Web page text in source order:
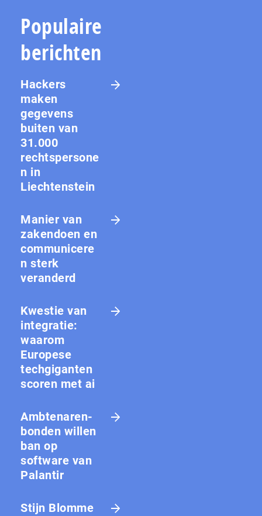
Populaire
berichten
Hackers
maken
gegevens
buiten van
31.000
rechtspersone
n in
Liechtenstein
Manier van
zakendoen en
communicere
n sterk
veranderd
Kwestie van
integratie:
waarom
Europese
techgiganten
scoren met ai
Amb­te­na­ren­
bon­den willen
ban op
software van
Palantir
Stijn Blomme